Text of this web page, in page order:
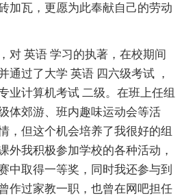
加瓦，更愿为此奉献自己的劳动
对 英语 学习的执著，在校期间
通过了大学 英语 四六级考试 ，
业计算机考试 二级。在班上任组
体郊游、班内趣味运动会等活
，但这个机会培养了我很好的组
外我积极参加学校的各种活动，
中取得一等奖，同时我还参与到
作过家教一职，也曾在网吧担任